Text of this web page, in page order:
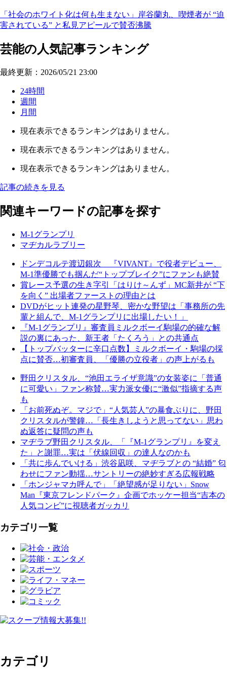
「社会のホワイト化は何も生まない」岸谷蘭丸、喫煙者が “迫
害されている” と私見アピールで賛否沸騰
芸能の人気記事ランキング
最終更新：2026/05/21 23:00
24時間
週間
月間
現在表示できるランキングはありません。
現在表示できるランキングはありません。
現在表示できるランキングはありません。
記事の続きを見る
関連キーワードの記事を探す
M-1グランプリ
マヂカルラブリー
ドンデコルテ渡辺銀次 『VIVANT』で役者デビュー、
M-1準優勝でも掴んだ“トップブレイク”にファンも絶賛
賞レース予選の生き字引「はりけ～んず」MC新井が “下
を向く” 出場者ファーストの理由とは
DVDがヒット連発の星野琴、密かな野望は「事務所の先
輩と組んで、M-1グランプリに出場したい！」
『M-1グランプリ』審査員ミルクボーイ駒場の的確な解
説の裏にあった、新王者「たくろう」との共通点
【トップバッターに辛口点数】ミルクボーイ・駒場の採
点に賛否…初審査員、「優勝の立役者」の声上がるも
野田クリスタル、“池田エライザ意識”の女装姿に「普通
に可愛い」ファン称賛…実力派女優に“激似”指摘する声
も
「お前死ぬぞ。マジで」“人気芸人”の暴食ぶりに、野田
クリスタルが警鐘…「長生きしようと思ってない」思わ
ぬ返答に疑問の声も
マヂラブ野田クリスタル、「『M-1グランプリ』を変え
た」と謝罪…実は「伏線回収」の達人なのかも
「共に歩んでいける」渋谷凪咲、マヂラブとの “結婚” 匂
わせにファン動揺…サントリーの絶妙すぎる広報戦略
「ホンジャマカ呼んで」「絶望感が足りない」Snow
Man『東京フレンドパーク』企画でホッケー担当“吉本の
人気コンビ”に視聴者ガッカリ
カテゴリ一覧
カテゴリ